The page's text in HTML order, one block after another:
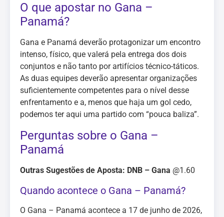
O que apostar no Gana –
Panamá?
Gana e Panamá deverão protagonizar um encontro
intenso, físico, que valerá pela entrega dos dois
conjuntos e não tanto por artifícios técnico-táticos.
As duas equipes deverão apresentar organizações
suficientemente competentes para o nível desse
enfrentamento e a, menos que haja um gol cedo,
podemos ter aqui uma partido com “pouca baliza”.
Perguntas sobre o Gana –
Panamá
Outras Sugestões de Aposta: DNB – Gana @1.60
Quando acontece o Gana – Panamá?
O Gana – Panamá acontece a 17 de junho de 2026,